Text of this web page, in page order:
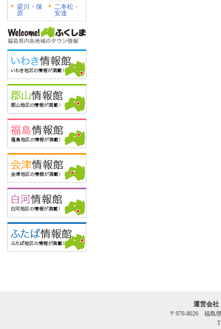
梁川・保
原
二本松・
安達
運営会
〒970-8026 福島